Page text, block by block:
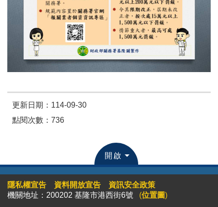
更新日期：114-09-30
點閱次數：736
開啟
隱私權宣告 資料開放宣告
資訊安全政策
機關地址：200202 基隆市港西街6號
(位置圖)